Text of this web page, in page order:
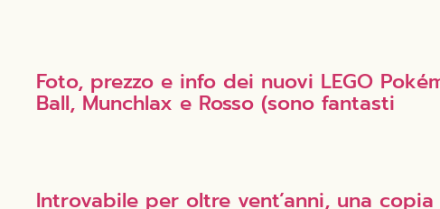
Foto, prezzo e info dei nuovi LEGO
Ball, Munchlax e Rosso (sono fantasti
Introvabile per oltre vent’anni, una